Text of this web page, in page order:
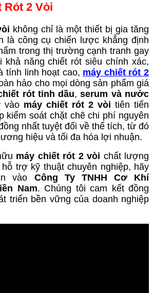
Rót 2 Vòi
không chỉ là một thiết bị gia tăng
là công cụ chiến lược khẳng định
trong thị trường cạnh tranh gay
khả năng chiết rót siêu chính xác,
tính linh hoạt cao, máy chiết rót 2
hảo cho mọi dòng sản phẩm giá
rót tinh dầu, serum vànước
vào máy chiết rót 2 vòi tiên tiến
kiểm soát chặt chẽ chi phí nguyên
nhất tuyệt đối về thể tích, từ đó
hiệu và tối đa hóa lợi nhuận.
máy chiết rót 2 vòi chất lượng
trợ kỹ thuật chuyên nghiệp, hãy
vào Công Ty TNHH Cơ Khí
Nam. Chúng tôi cam kết đồng
triển bền vững của doanh nghiệp